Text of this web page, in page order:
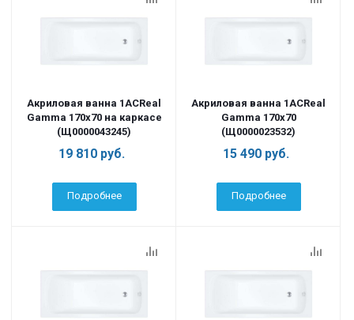
Акриловая ванна 1ACReal
Gamma 170х70 на каркасе
(Щ0000043245)
19 810руб.
Подробнее
Акриловая ванна 1ACReal
Gamma 170х70
(Щ0000023532)
15 490руб.
Подробнее